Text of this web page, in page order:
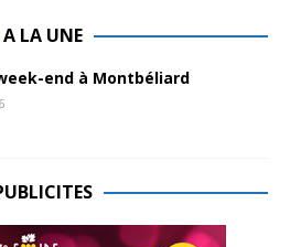
A LA UNE
end à Montbéliard